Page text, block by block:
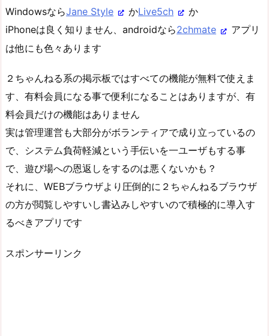
WindowsならJane Style かLive5ch
か
iPhoneは良く知りません、androidなら2chmate
アプリ
は他にも色々あります
２ちゃんねる系の掲示板ではすべての機能が無料で使えま
す、有料会員になる事で便利になることはありますが、有
料会員だけの機能はありません
実は管理運営も大部分がボランティアで成り立っているの
で、システム負荷軽減という手伝いを一ユーザもする事
で、遊び場への恩返しをするのは悪くないかも？
それに、WEBブラウザより圧倒的に２ちゃんねるブラウザ
の方が閲覧しやすいし書込みしやすいので積極的に導入す
るべきアプリです
スポンサーリンク